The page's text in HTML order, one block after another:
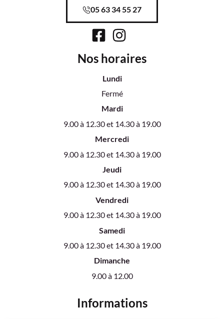
05 63 34 55 27
Nos horaires
Lundi
Fermé
Mardi
9.00 à 12.30 et 14.30 à 19.00
Mercredi
9.00 à 12.30 et 14.30 à 19.00
Jeudi
9.00 à 12.30 et 14.30 à 19.00
Vendredi
9.00 à 12.30 et 14.30 à 19.00
Samedi
9.00 à 12.30 et 14.30 à 19.00
Dimanche
9.00 à 12.00
Informations